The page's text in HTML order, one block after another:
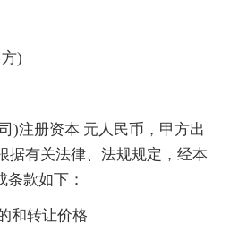
)
)注册资本 元人民币，甲方出
据有关法律、法规规定，经本
款如下：
和转让价格